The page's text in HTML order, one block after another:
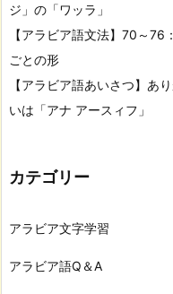
ジ」の「ワッラ」
【アラビア語文法】70～
ごとの形
【アラビア語あいさつ】あ
いは「アナ アースィフ」
カテゴリー
アラビア文字学習
アラビア語Q＆A